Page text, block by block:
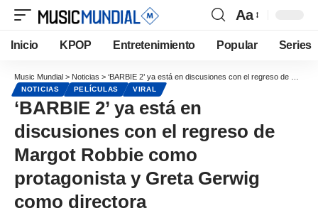
Aa
Inicio KPOP Entretenimiento Popular Series
Music Mundial > Noticias > ‘BARBIE 2’ ya está en discusiones con el regreso de Margot Robbie como protagonista y Greta Gerwig como directora
NOTICIAS PELÍCULAS VIRAL
‘BARBIE 2’ ya está en
discusiones con el regreso de
Margot Robbie como
protagonista y Greta Gerwig
como directora